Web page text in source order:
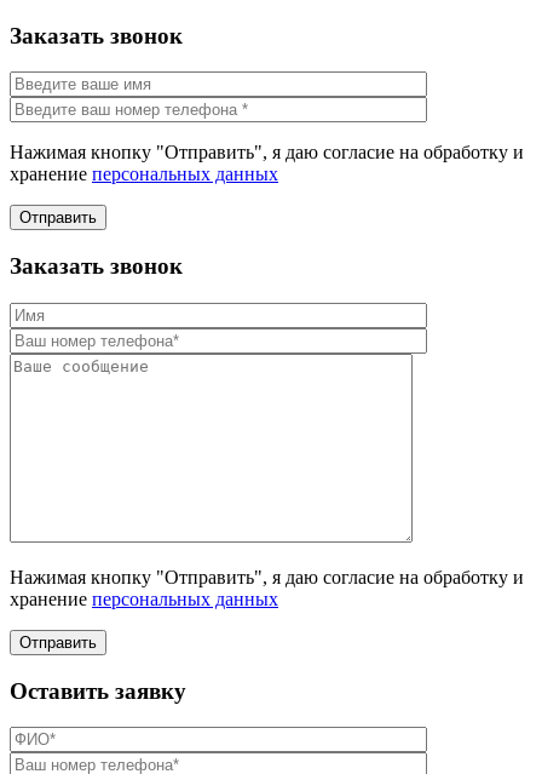
Заказать звонок
Нажимая кнопку "Отправить", я даю согласие на обработку и
хранение персональных данных
Отправить
Заказать звонок
Нажимая кнопку "Отправить", я даю согласие на обработку и
хранение персональных данных
Отправить
Оставить заявку